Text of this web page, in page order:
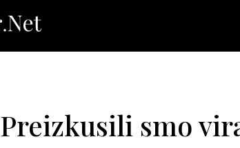
Preizkusili smo